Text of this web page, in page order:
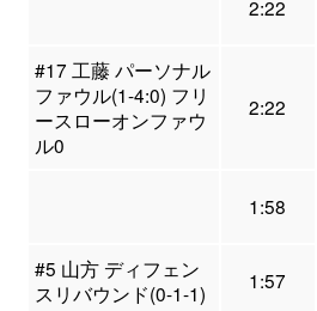
2:22
#17 工藤 パーソナル
ファウル(1-4:0) フリ
ースローオンファウ
ル0
2:22
1:58
#5 山方 ディフェン
スリバウンド(0-1-1)
1:57